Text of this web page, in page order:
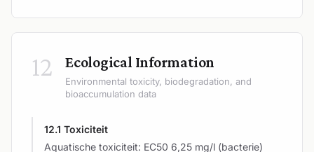
12 Ecological Information
Environmental toxicity, biodegradation, and
bioaccumulation data
12.1 Toxiciteit
Aquatische toxiciteit: EC50 6,25 mg/l (bacterie)